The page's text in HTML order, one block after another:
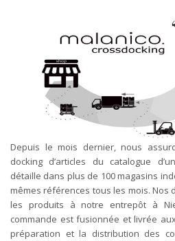
Depuis le mois dernier, nous
docking d’articles du catalogue
détaille dans plus de 100 magasins
mêmes références tous les mois.
les produits à notre entrepôt à
commande est fusionnée et livrée
préparation et la distribution des